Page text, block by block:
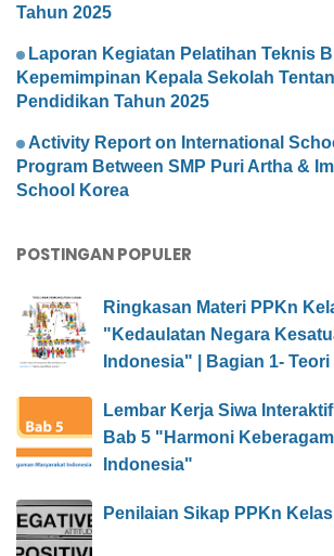
Tahun 2025
Laporan Kegiatan Pelatihan Teknis
Kepemimpinan Kepala Sekolah
Pendidikan Tahun 2025
Activity Report on International
Program Between SMP Puri Artha &
School Korea
POSTINGAN POPULER
Ringkasan Materi PPKn
"Kedaulatan Negara
Indonesia" | Bagian 1-
Lembar Kerja Siwa
Bab 5 "Harmoni
Indonesia"
Penilaian Sikap PPKn